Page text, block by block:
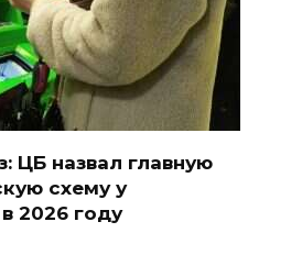
ЦБ назвал главную
схему у
2026 году